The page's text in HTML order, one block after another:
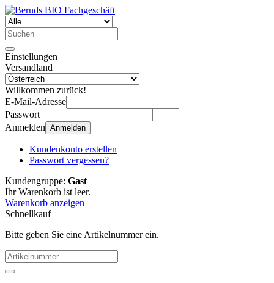
Einstellungen
Versandland
Willkommen zurück!
E-Mail-Adresse
Passwort
Anmelden Anmelden
Kundenkonto erstellen
Passwort vergessen?
Kundengruppe: Gast
Ihr Warenkorb ist leer.
Warenkorb anzeigen
Schnellkauf
Bitte geben Sie eine Artikelnummer ein.